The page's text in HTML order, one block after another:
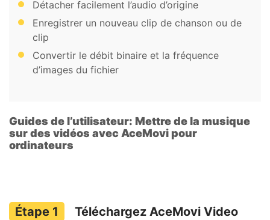
Détacher facilement l’audio d’origine
Enregistrer un nouveau clip de chanson ou de
clip
Convertir le débit binaire et la fréquence
d’images du fichier
Guides de l’utilisateur: Mettre de la musique
sur des vidéos avec AceMovi pour
ordinateurs
Téléchargez AceMovi Video